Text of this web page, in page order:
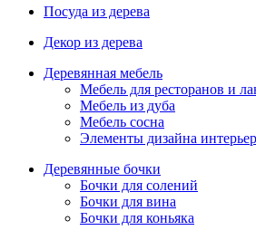
Посуда из дерева
Декор из дерева
Деревянная мебель
Мебель для ресторанов и
Мебель из дуба
Мебель сосна
Элементы дизайна
Деревянные бочки
Бочки для солений
Бочки для вина
Бочки для коньяка